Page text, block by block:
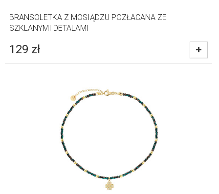
BRANSOLETKA Z MOSIĄDZU POZŁACANA ZE
SZKLANYMI DETALAMI
129 zł